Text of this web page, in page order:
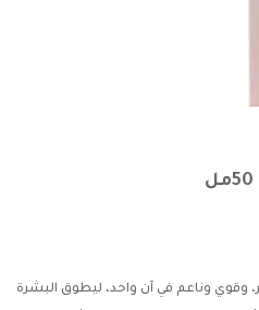
وقوي وناعم في آن واحد، ليطوق البشرة